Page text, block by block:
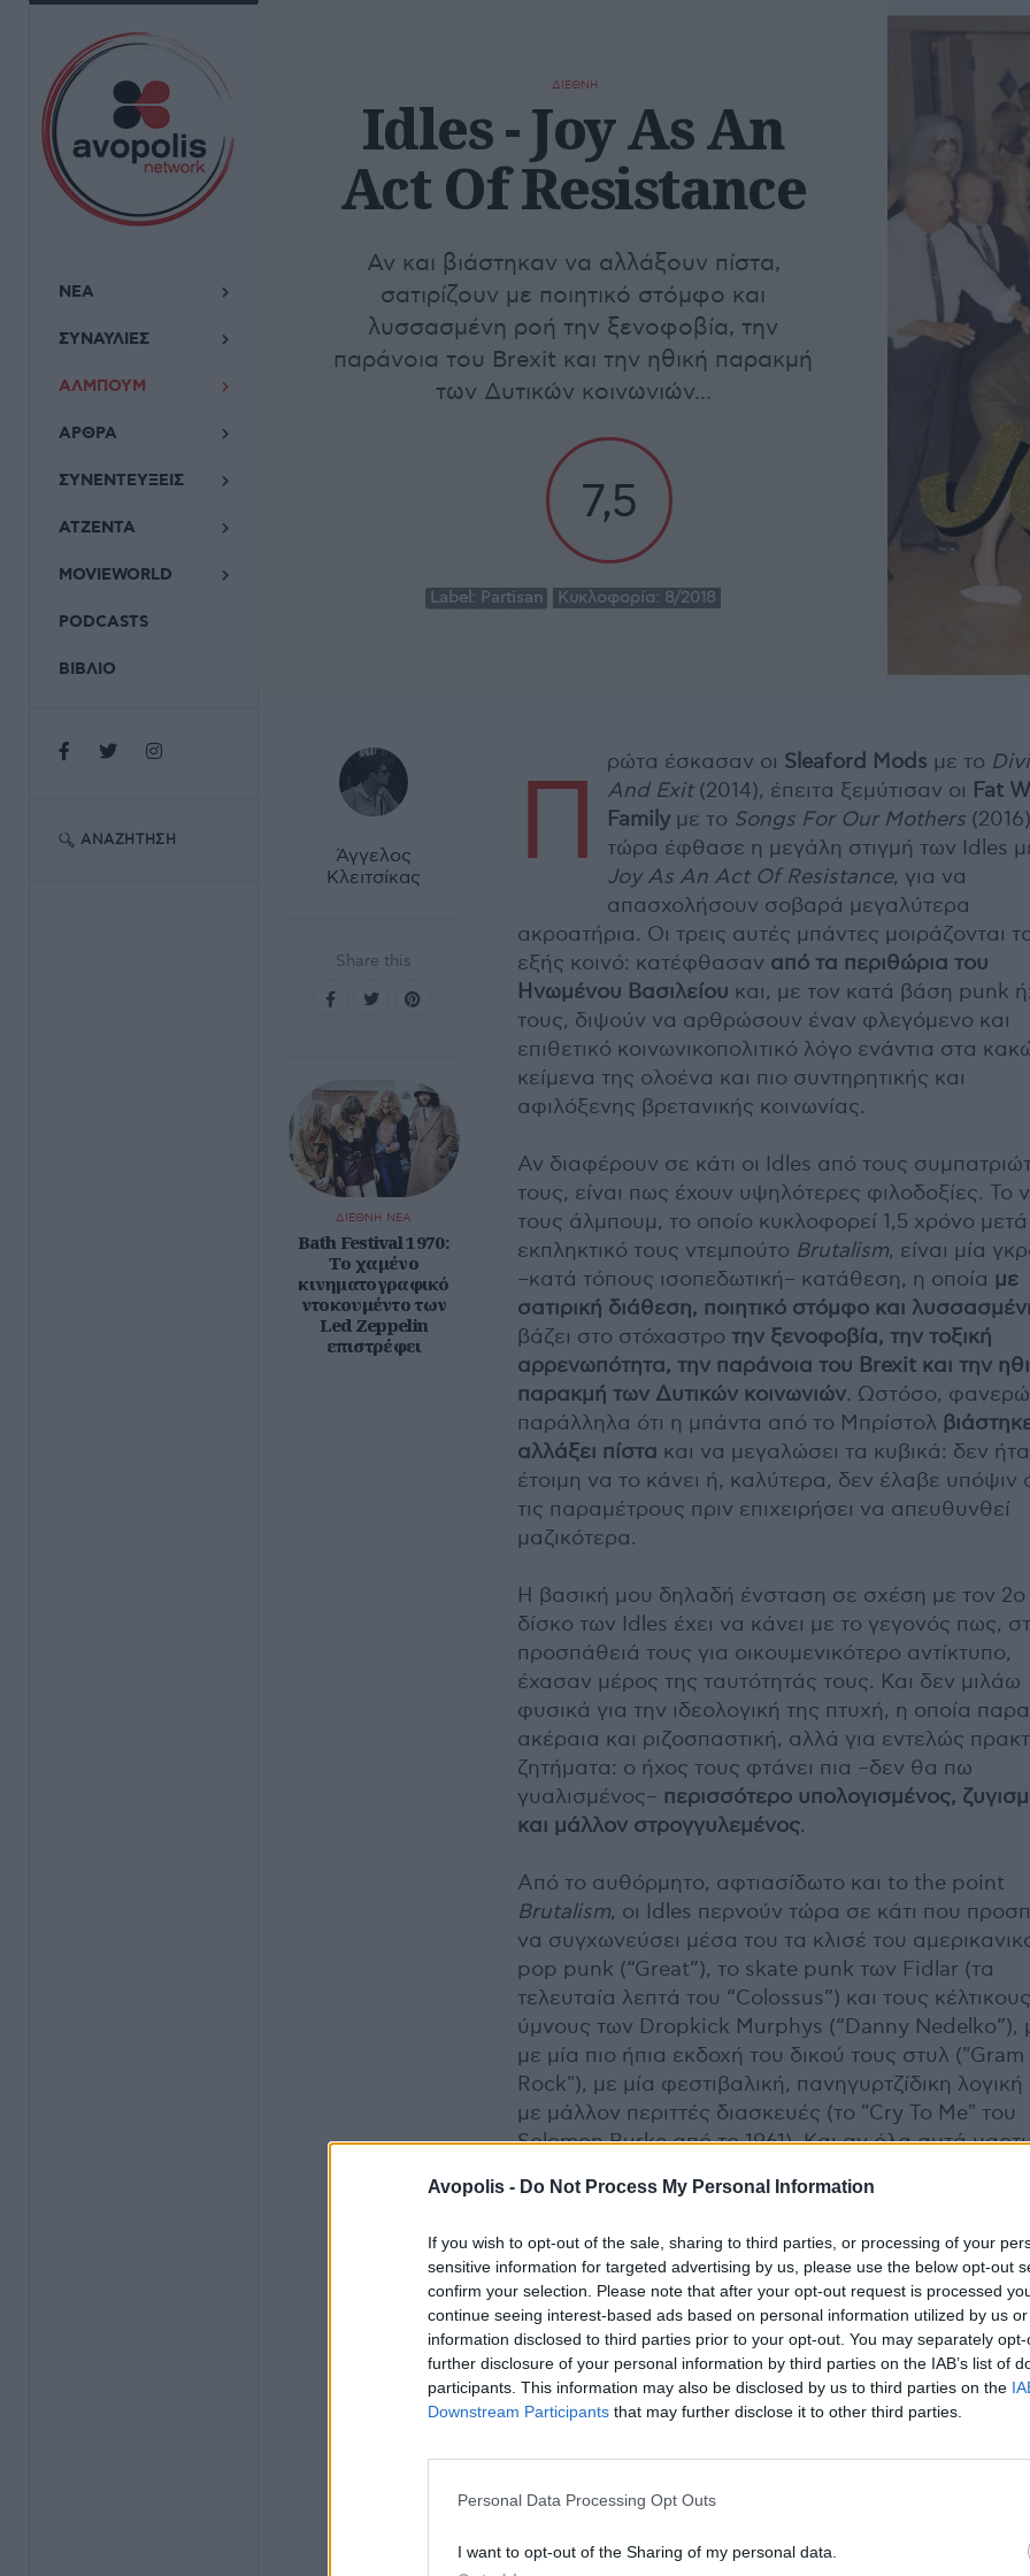
Avopolis - Do Not Process My Personal Information
If you wish to opt-out of the sale, sharing to third parties, or processing of your
sensitive information for targeted advertising by us, please use the below opt-out
confirm your selection. Please note that after your opt-out request is processed
continue seeing interest-based ads based on personal information utilized by us
information disclosed to third parties prior to your opt-out. You may separately
further disclosure of your personal information by third parties on the IAB’s list of
participants. This information may also be disclosed by us to third parties on the
Downstream Participants that may further disclose it to other third parties.
Personal Data Processing Opt Outs
I want to opt-out of the Sharing of my personal data.
ΝΕΑ
ΣΥΝΑΥΛΙΕΣ
ΑΛΜΠΟΥΜ
ΑΡΘΡΑ
ΣΥΝΕΝΤΕΥΞΕΙΣ
ΑΤΖΕΝΤΑ
MOVIEWORLD
PODCASTS
ΒΙΒΛΙΟ
ΑΝΑΖΉΤΗΣΗ
ΔΙΕΘΝΗ
Idles - Joy As An
Act Of Resistance
Αν και βιάστηκαν να αλλάξουν πίστα,
σατιρίζουν με ποιητικό στόμφο και
λυσσασμένη ροή την ξενοφοβία, την
παράνοια του Brexit και την ηθική παρακμή
των Δυτικών κοινωνιών...
7,5
Label: Partisan Κυκλοφορία: 8/2018
Άγγελος
Κλειτσίκας
Share this
ΔΙΕΘΝΗ ΝΕΑ
Bath Festival 1970:
Το χαμένο
κινηματογραφικό
ντοκουμέντο των
Led Zeppelin
επιστρέφει
Π ρώτα έσκασαν οι Sleaford Mods με το
And Exit(2014), έπειτα ξεμύτισαν οι Fat
Family με το Songs For Our Mothers
τώρα έφθασε η μεγάλη στιγμή των Idles
Joy As An Act Of Resistance, για να
απασχολήσουν σοβαρά μεγαλύτερα
ακροατήρια. Οι τρεις αυτές μπάντες μοιράζονται
εξής κοινό: κατέφθασαν από τα περιθώρια του
Ηνωμένου Βασιλείου και, με τον κατά βάση punk
τους, διψούν να αρθρώσουν έναν φλεγόμενο και
επιθετικό κοινωνικοπολιτικό λόγο ενάντια στα
κείμενα της ολοένα και πιο συντηρητικής και
αφιλόξενης βρετανικής κοινωνίας.
Αν διαφέρουν σε κάτι οι Idles από τους
τους, είναι πως έχουν υψηλότερες φιλοδοξίες. Το
τους άλμπουμ, το οποίο κυκλοφορεί 1,5 χρόνο μετά
εκπληκτικό τους ντεμπούτο Brutalism, είναι μία
–κατά τόπους ισοπεδωτική– κατάθεση, η οποία με
σατιρική διάθεση, ποιητικό στόμφο και
βάζει στο στόχαστρο την ξενοφοβία, την τοξική
αρρενωπότητα, την παράνοια του Brexit και την
παρακμή των Δυτικών κοινωνιών. Ωστόσο,
παράλληλα ότι η μπάντα από το Μπρίστολ
αλλάξει πίστα και να μεγαλώσει τα κυβικά: δεν
έτοιμη να το κάνει ή, καλύτερα, δεν έλαβε υπόψιν
τις παραμέτρους πριν επιχειρήσει να απευθυνθεί
μαζικότερα.
Η βασική μου δηλαδή ένσταση σε σχέση με τον 2ο
δίσκο των Idles έχει να κάνει με το γεγονός πως,
προσπάθειά τους για οικουμενικότερο αντίκτυπο,
έχασαν μέρος της ταυτότητάς τους. Και δεν μιλάω
φυσικά για την ιδεολογική της πτυχή, η οποία
ακέραια και ριζοσπαστική, αλλά για εντελώς
ζητήματα: ο ήχος τους φτάνει πια –δεν θα πω
γυαλισμένος– περισσότερο υπολογισμένος,
και μάλλον στρογγυλεμένος.
Από το αυθόρμητο, αφτιασίδωτο και to the point
Brutalism, οι Idles περνούν τώρα σε κάτι που
να συγχωνεύσει μέσα του τα κλισέ του
pop punk (“Great”), το skate punk των Fidlar (τα
τελευταία λεπτά του “Colossus”) και τους κέλτικους
ύμνους των Dropkick Murphys (“Danny Nedelko”),
με μία πιο ήπια εκδοχή του δικού τους στυλ ("Gram
Rock"), με μία φεστιβαλική, πανηγυρτζίδικη λογική
με μάλλον περιττές διασκευές (το "Cry To Me" του
Solomon Burke από το 1961). Και αν όλα αυτά
ξεμπροστιάζουν και μία μπάντα που δεν γνωρίζει
προσδίδει μοναδικότητα.
Κάπου εδώ, όμως, θα σταματήσω να παίζω τον
συνήγορο του διαβόλου, γιατί –για να μην
τελείως– ροκ δίσκοι σαν τοJoy As An Act Of
Resistance,τόσο κρίσιμοι στην αποστολή τους,
μέρα.
Από το “Never Fight A Man With A Perm”, το
τον πιο αστείο τίτλο για το 2018, μέχρι